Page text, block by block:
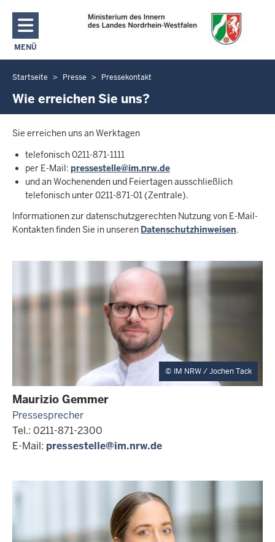
Direkt zum Inhalt
MENÜ
NAVIGATION AKTIVIEREN/DEAKTIVIEREN: MAIN MENU
Sie
befinden
Startseite Presse Pressekontakt
Wie erreichen Sie uns?
Sie erreichen uns an Werktagen
telefonisch 0211-871-1111
per E-Mail: pressestelle@im.nrw.de
und an Wochenenden und Feiertagen ausschließlich
telefonisch unter 0211-871-01 (Zentrale).
Informationen zur datenschutzgerechten Nutzung von E-Mail-
Kontakten finden Sie in unseren Datenschutzhinweisen.
IM NRW / Jochen Tack
Maurizio Gemmer
Pressesprecher
Tel.: 0211-871-2300
E-Mail: pressestelle@im.nrw.de